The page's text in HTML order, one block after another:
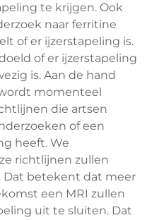
te krijgen. Ook
naar ferritine
of er ijzerstapeling is.
of er ijzerstapeling
is. Aan de hand
momenteel
die artsen
of een
heeft. We
richtlijnen zullen
Dat betekent dat meer
een MRI zullen
uit te sluiten. Dat